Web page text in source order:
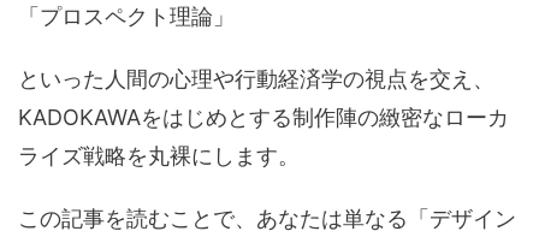
「プロスペクト理論」
といった人間の心理や行動経済学の視点を交え、
KADOKAWAをはじめとする制作陣の緻密なローカ
ライズ戦略を丸裸にします。
この記事を読むことで、あなたは単なる「デザイン